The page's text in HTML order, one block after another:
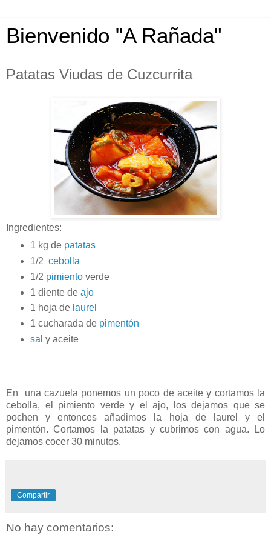
Bienvenido "A Rañada"
Patatas Viudas de Cuzcurrita
Ingredientes:
1 kg de patatas
1/2 cebolla
1/2 pimientoverde
1 diente de ajo
1 hoja de laurel
1 cucharada de pimentón
sal y aceite
En una cazuela ponemos un poco de aceite y cortamos la
cebolla, el pimiento verde y el ajo, los dejamos que se
pochen y entonces añadimos la hoja de laurel y el
pimentón. Cortamos la patatas y cubrimos con agua. Lo
dejamos cocer 30 minutos.
Compartir
No hay comentarios: